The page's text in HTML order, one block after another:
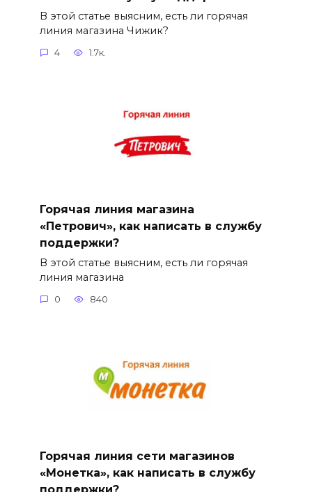
В этой статье выясним, есть ли горячая
линия магазина Чижик?
4 1.7к.
Горячая линия магазина
«Петрович», как написать в службу
поддержки?
В этой статье выясним, есть ли горячая
линия магазина
0 840
Горячая линия сети магазинов
«Монетка», как написать в службу
поддержки?